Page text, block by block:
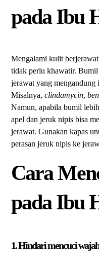
pada Ibu
Mengalami kulit
tidak perlu khawatir.
jerawat yang
Misalnya,clindamycin,
Namun, apabila bumil
apel dan jeruk nipis bisa
jerawat. Gunakan kapas
perasan jeruk nipis ke
Cara
pada Ibu
1. Hindari mencuci